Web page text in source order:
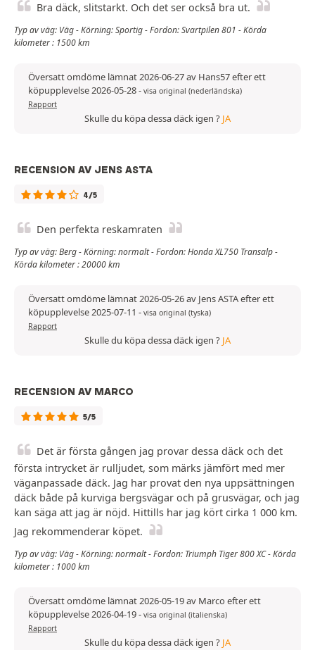
Bra däck, slitstarkt. Och det ser också bra ut.
Typ av väg: Väg - Körning: Sportig - Fordon: Svartpilen 801 - Körda
kilometer : 1500 km
Översatt omdöme lämnat 2026-06-27 av Hans57 efter ett
köpupplevelse 2026-05-28- visa original (nederländska)
Rapport
Skulle du köpa dessa däck igen ? JA
RECENSION AV JENS ASTA
4/5
Den perfekta reskamraten
Typ av väg: Berg - Körning: normalt - Fordon: Honda XL750 Transalp -
Körda kilometer : 20000 km
Översatt omdöme lämnat 2026-05-26 av Jens ASTA efter ett
köpupplevelse 2025-07-11 - visa original (tyska)
Rapport
Skulle du köpa dessa däck igen ? JA
RECENSION AV MARCO
5/5
Det är första gången jag provar dessa däck och det
första intrycket är rulljudet, som märks jämfört med mer
väganpassade däck. Jag har provat den nya uppsättningen
däck både på kurviga bergsvägar och på grusvägar, och jag
kan säga att jag är nöjd. Hittills har jag kört cirka 1 000 km.
Jag rekommenderar köpet.
Typ av väg: Väg - Körning: normalt - Fordon: Triumph Tiger 800 XC - Körda
kilometer : 1000 km
Översatt omdöme lämnat 2026-05-19 av Marco efter ett
köpupplevelse 2026-04-19- visa original (italienska)
Rapport
Skulle du köpa dessa däck igen ? JA